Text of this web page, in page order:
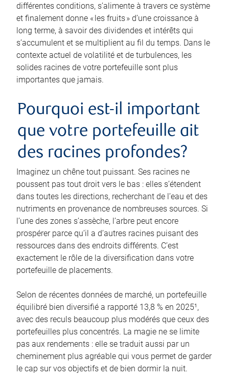
différentes conditions, s’alimente à travers ce système
et finalement donne « les fruits » d’une croissance à
long terme, à savoir des dividendes et intérêts qui
s’accumulent et se multiplient au fil du temps. Dans le
contexte actuel de volatilité et de turbulences, les
solides racines de votre portefeuille sont plus
importantes que jamais.
Pourquoi est-il important
que votre portefeuille ait
des racines profondes?
Imaginez un chêne tout puissant. Ses racines ne
poussent pas tout droit vers le bas : elles s’étendent
dans toutes les directions, recherchant de l’eau et des
nutriments en provenance de nombreuses sources. Si
l’une des zones s’assèche, l’arbre peut encore
prospérer parce qu’il a d’autres racines puisant des
ressources dans des endroits différents. C’est
exactement le rôle de la diversification dans votre
portefeuille de placements.
Selon de récentes données de marché, un portefeuille
équilibré bien diversifié a rapporté 13,8 % en 2025¹,
avec des reculs beaucoup plus modérés que ceux des
portefeuilles plus concentrés. La magie ne se limite
pas aux rendements : elle se traduit aussi par un
cheminement plus agréable qui vous permet de garder
le cap sur vos objectifs et de bien dormir la nuit.